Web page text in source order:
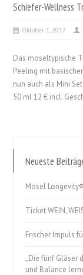
Schiefer-Wellness
Oktober 1, 2017
Das moseltypische
Peeling mit
nun auch als Mini
50 ml 12 € incl.
Neueste
Mosel
Ticket WEIN,
Frischer Impuls
„Die fünf Gläser
und Balance